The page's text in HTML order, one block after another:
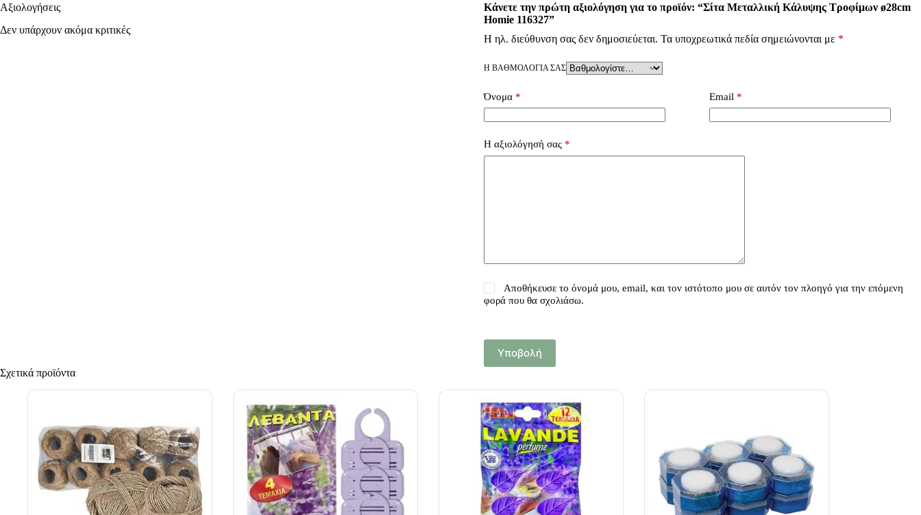
Αξιολογήσεις
Δεν υπάρχουν ακόμα κριτικές
Κάνετε την πρώτη αξιολόγηση για το προϊόν: “Σίτα Μεταλλική Κάλυψης Τροφίμων ø28cm
Homie 116327”
Η ηλ. διεύθυνση σας δεν δημοσιεύεται. Τα υποχρεωτικά πεδία σημειώνονται με *
Η ΒΑΘΜΟΛΟΓΊΑ ΣΑΣ
Όνομα* Email *
Η αξιολόγησή σας *
Αποθήκευσε το όνομά μου, email, και τον ιστότοπο μου σε αυτόν τον πλοηγό για την επόμενη
φορά που θα σχολιάσω.
Υποβολή
Σχετικά προϊόντα